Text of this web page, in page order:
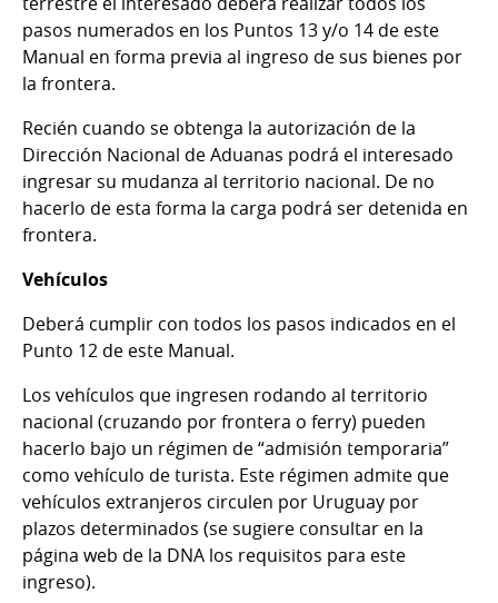
pasos numerados en los Puntos 13 y/o 14 de este
Manual en forma previa al ingreso de sus bienes por
la frontera.
Recién cuando se obtenga la autorización de la
Dirección Nacional de Aduanas podrá el interesado
ingresar su mudanza al territorio nacional. De no
hacerlo de esta forma la carga podrá ser detenida en
frontera.
Vehículos
Deberá cumplir con todos los pasos indicados en el
Punto 12 de este Manual.
Los vehículos que ingresen rodando al territorio
nacional (cruzando por frontera o ferry) pueden
hacerlo bajo un régimen de “admisión temporaria”
como vehículo de turista. Este régimen admite que
vehículos extranjeros circulen por Uruguay por
plazos determinados (se sugiere consultar en la
página web de la DNA los requisitos para este
ingreso).